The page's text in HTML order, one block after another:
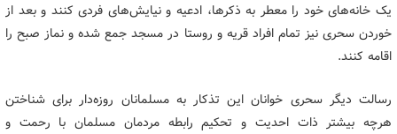
یک خانه‌های خود را معطر به ذکرها، ادعیه و نیایش‌های فردی کنند و بعد از
خوردن سحری نیز تمام افراد قریه و روستا در مسجد جمع شده و نماز صبح را
اقامه کنند.
رسالت دیگر سحری خوانان این تذکار به مسلمانان روزه‌دار برای شناختن
هرچه بیشتر ذات احدیت و تحکیم رابطه مردمان مسلمان با رحمت و